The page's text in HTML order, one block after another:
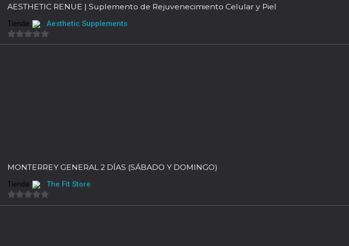
AESTHETIC RENUE | Suplemento de Rejuvenecimiento Celular y Piel
Tienda: Aesthetic Supplements
0
MONTERREY GENERAL 2 DÍAS (SÁBADO Y DOMINGO)
Tienda: The Fit Store
0